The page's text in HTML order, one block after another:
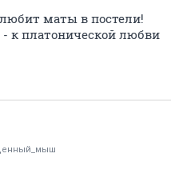
маты в постели!
к платонической любви